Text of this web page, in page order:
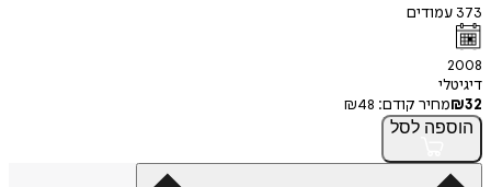
373 עמודים
2008
דיגיטלי
₪32 מחיר קודם: ₪48
הוספה לסל